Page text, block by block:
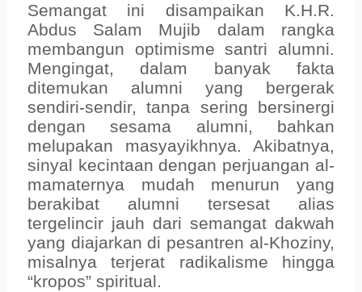
Semangat ini disampaikan K.H.R.
Abdus Salam Mujib dalam rangka
membangun optimisme santri alumni.
Mengingat, dalam banyak fakta
ditemukan alumni yang bergerak
sendiri-sendir, tanpa sering bersinergi
dengan sesama alumni, bahkan
melupakan masyayikhnya. Akibatnya,
sinyal kecintaan dengan perjuangan al-
mamaternya mudah menurun yang
berakibat alumni tersesat alias
tergelincir jauh dari semangat dakwah
yang diajarkan di pesantren al-Khoziny,
misalnya terjerat radikalisme hingga
“kropos” spiritual.